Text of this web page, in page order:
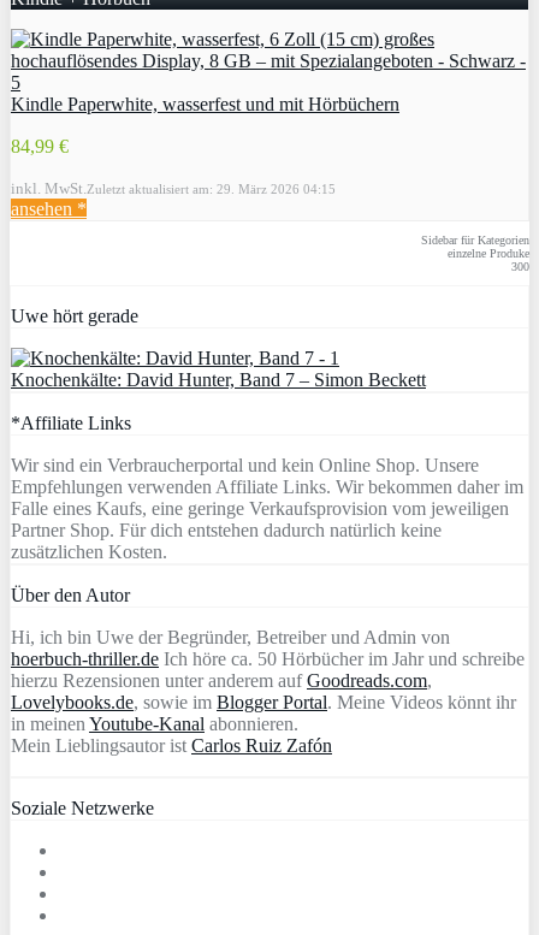
Kindle Paperwhite, wasserfest und mit Hörbüchern
84,99 €
inkl. MwSt. Zuletzt aktualisiert am: 29. März 2026 04:15
ansehen *
Sidebar für Kategorien
einzelne Produke
300
Uwe hört gerade
Knochenkälte: David Hunter, Band 7 – Simon Beckett
*Affiliate Links
Wir sind ein Verbraucherportal und kein Online Shop. Unsere
Empfehlungen verwenden Affiliate Links. Wir bekommen daher im
Falle eines Kaufs, eine geringe Verkaufsprovision vom jeweiligen
Partner Shop. Für dich entstehen dadurch natürlich keine
zusätzlichen Kosten.
Über den Autor
Hi, ich bin Uwe der Begründer, Betreiber und Admin von
hoerbuch-thriller.de Ich höre ca. 50 Hörbücher im Jahr und schreibe
hierzu Rezensionen unter anderem aufGoodreads.com,
Lovelybooks.de, sowie im Blogger Portal. Meine Videos könnt ihr
in meinen Youtube-Kanal abonnieren.
Mein Lieblingsautor ist Carlos Ruiz Zafón
Soziale Netzwerke